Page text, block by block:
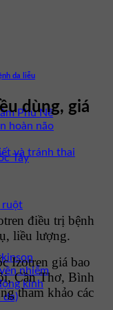
Phù Nề
hoàn não
và tránh thai
ruột
nhiễm
kinh
da)
da liễu
dùng, giá
Tây
điều trị bệnh
liều lượng.
Izotren giá bao
Cần Thơ, Bình
tham khảo các